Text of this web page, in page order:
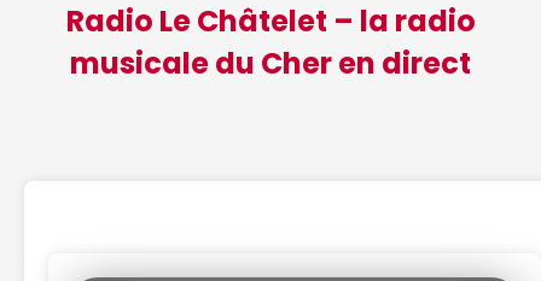
Radio Le Châtelet – la radio
musicale du Cher en direct